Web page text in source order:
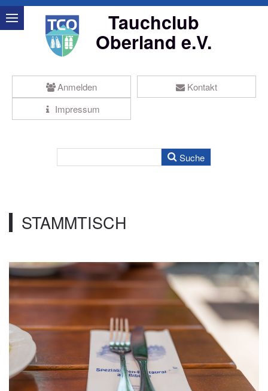
Tauchclub
Oberland e.V.
Anmelden
Kontakt
Impressum
STAMMTISCH